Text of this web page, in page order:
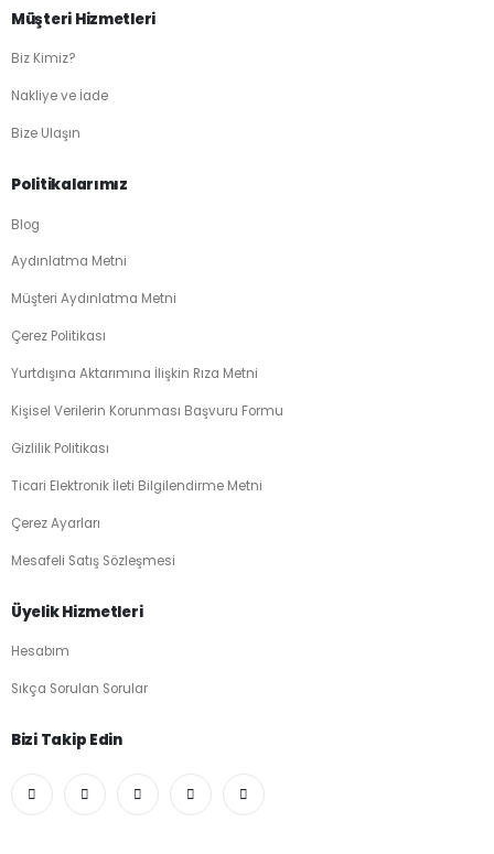
Müşteri Hizmetleri
Biz Kimiz?
Nakliye ve İade
Bize Ulaşın
Politikalarımız
Blog
Aydınlatma Metni
Müşteri Aydınlatma Metni
Çerez Politikası
Yurtdışına Aktarımına İlişkin Rıza Metni
Kişisel Verilerin Korunması Başvuru Formu
Gizlilik Politikası
Ticari Elektronik İleti Bilgilendirme Metni
Çerez Ayarları
Mesafeli Satış Sözleşmesi
Üyelik Hizmetleri
Hesabım
Sıkça Sorulan Sorular
Bizi Takip Edin